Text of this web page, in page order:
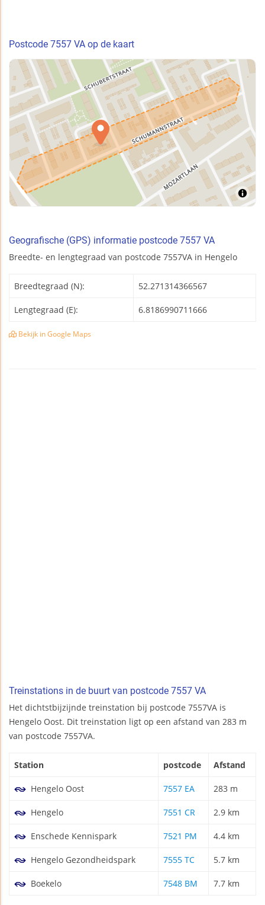
Postcode 7557 VA op de kaart
Geografische (GPS) informatie postcode 7557 VA
Breedte- en lengtegraad van postcode 7557VA in Hengelo
Breedtegraad (N): 52.271314366567
Lengtegraad (E): 6.8186990711666
Bekijk in Google Maps
Treinstations in de buurt van postcode 7557 VA
Het dichtstbijzijnde treinstation bij postcode 7557VA is
Hengelo Oost. Dit treinstation ligt op een afstand van 283 m
van postcode 7557VA.
Station postcode Afstand
Hengelo Oost 7557 EA 283 m
Hengelo 7551 CR 2.9 km
Enschede Kennispark 7521 PM 4.4 km
Hengelo Gezondheidspark 7555 TC 5.7 km
Boekelo 7548 BM 7.7 km